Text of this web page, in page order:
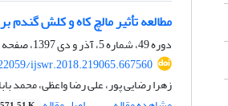
مطالعه تأثیر مالچ کاه و کلش
دوره 49، شماره 5، آذر و دی 1397، صفحه
ijswr.2018.219065.667560
زهرا رضایی پور، علی رضا واعظی، محمد